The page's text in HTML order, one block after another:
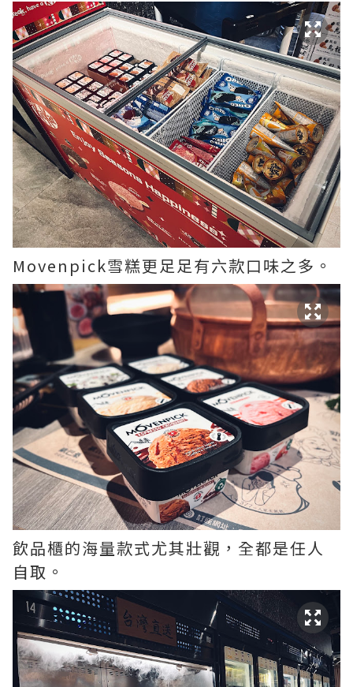
Movenpick雪糕更足足有六款口味之多。
飲品櫃的海量款式尤其壯觀，全都是任人
自取。